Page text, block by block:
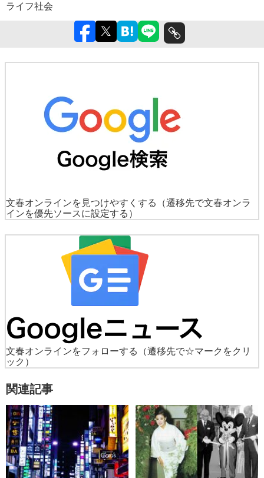
ライフ社会
文春オンラインを見つけやすくする
（遷移先で文春オンラ
インを優先ソースに設定する）
文春オンラインをフォローする
（遷移先で☆マークをクリ
ック）
関連記事